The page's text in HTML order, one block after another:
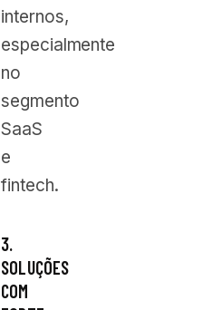
internos,
especialmente
no
segmento
SaaS
e
fintech.
3.
SOLUÇÕES
COM